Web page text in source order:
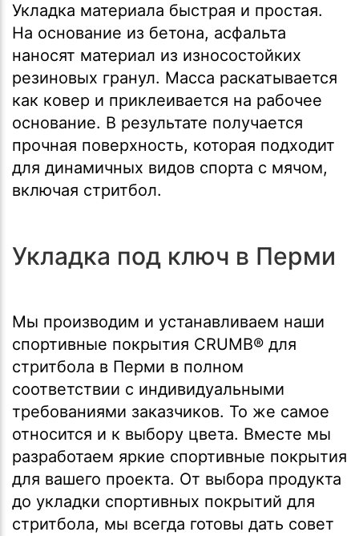
Укладка материала быстрая и простая.
На основание из бетона, асфальта
наносят материал из износостойких
резиновых гранул. Масса раскатывается
как ковер и приклеивается на рабочее
основание. В результате получается
прочная поверхность, которая подходит
для динамичных видов спорта с мячом,
включая стритбол.
Укладка под ключ в Перми
Мы производим и устанавливаем наши
спортивные покрытия CRUMB® для
стритбола в Перми в полном
соответствии с индивидуальными
требованиями заказчиков. То же самое
относится и к выбору цвета. Вместе мы
разработаем яркие спортивные покрытия
для вашего проекта. От выбора продукта
до укладки спортивных покрытий для
стритбола, мы всегда готовы дать совет